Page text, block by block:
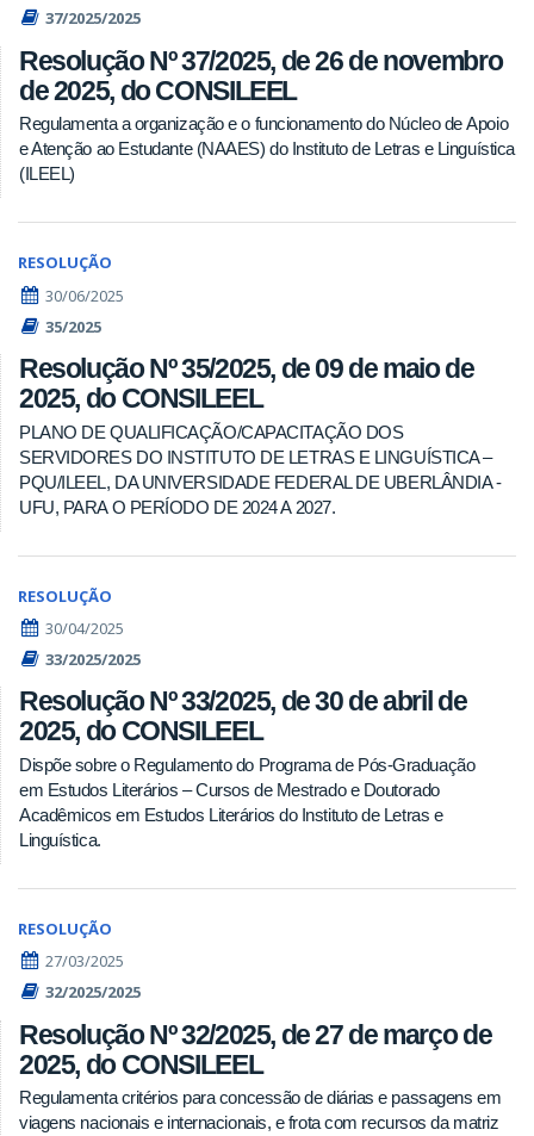
37/2025/2025
Resolução Nº 37/2025, de 26 de novembro
de 2025, do CONSILEEL
Regulamenta a organização e o funcionamento do Núcleo de Apoio
e Atenção ao Estudante (NAAES) do Instituto de Letras e Linguística
(ILEEL)
RESOLUÇÃO
30/06/2025
35/2025
Resolução Nº 35/2025, de 09 de maio de
2025, do CONSILEEL
PLANO DE QUALIFICAÇÃO/CAPACITAÇÃO DOS
SERVIDORES DO INSTITUTO DE LETRAS E LINGUÍSTICA –
PQU/ILEEL, DA UNIVERSIDADE FEDERAL DE UBERLÂNDIA -
UFU, PARA O PERÍODO DE 2024 A 2027.
RESOLUÇÃO
30/04/2025
33/2025/2025
Resolução Nº 33/2025, de 30 de abril de
2025, do CONSILEEL
Dispõe sobre o Regulamento do Programa de Pós-Graduação
em Estudos Literários – Cursos de Mestrado e Doutorado
Acadêmicos em Estudos Literários do Instituto de Letras e
Linguística.
RESOLUÇÃO
27/03/2025
32/2025/2025
Resolução Nº 32/2025, de 27 de março de
2025, do CONSILEEL
Regulamenta critérios para concessão de diárias e passagens em
viagens nacionais e internacionais, e frota com recursos da matriz